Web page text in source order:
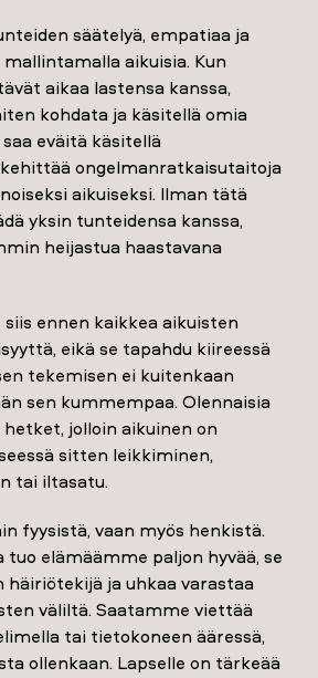
säätelyä, empatiaa ja
aikuisia. Kun
aikaa lastensa kanssa,
kohdata ja käsitellä omia
eväitä käsitellä
ongelmanratkaisutaitoja
aikuiseksi. Ilman tätä
yksin tunteidensa kanssa,
heijastua haastavana
ennen kaikkea aikuisten
eikä se tapahdu kiireessä
tekemisen ei kuitenkaan
sen kummempaa. Olennaisia
jolloin aikuinen on
sitten leikkiminen,
tai iltasatu.
fyysistä, vaan myös henkistä.
tuo elämäämme paljon hyvää, se
häiriötekijä ja uhkaa varastaa
väliltä. Saatamme viettää
tai tietokoneen ääressä,
ollenkaan. Lapselle on tärkeää